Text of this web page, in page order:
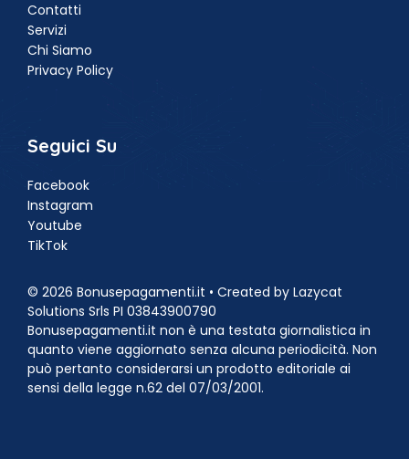
Contatti
Servizi
Chi Siamo
Privacy Policy
Seguici Su
Facebook
Instagram
Youtube
TikTok
© 2026 Bonusepagamenti.it • Created by Lazycat
Solutions Srls PI 03843900790
Bonusepagamenti.it non è una testata giornalistica in
quanto viene aggiornato senza alcuna periodicità. Non
può pertanto considerarsi un prodotto editoriale ai
sensi della legge n.62 del 07/03/2001.